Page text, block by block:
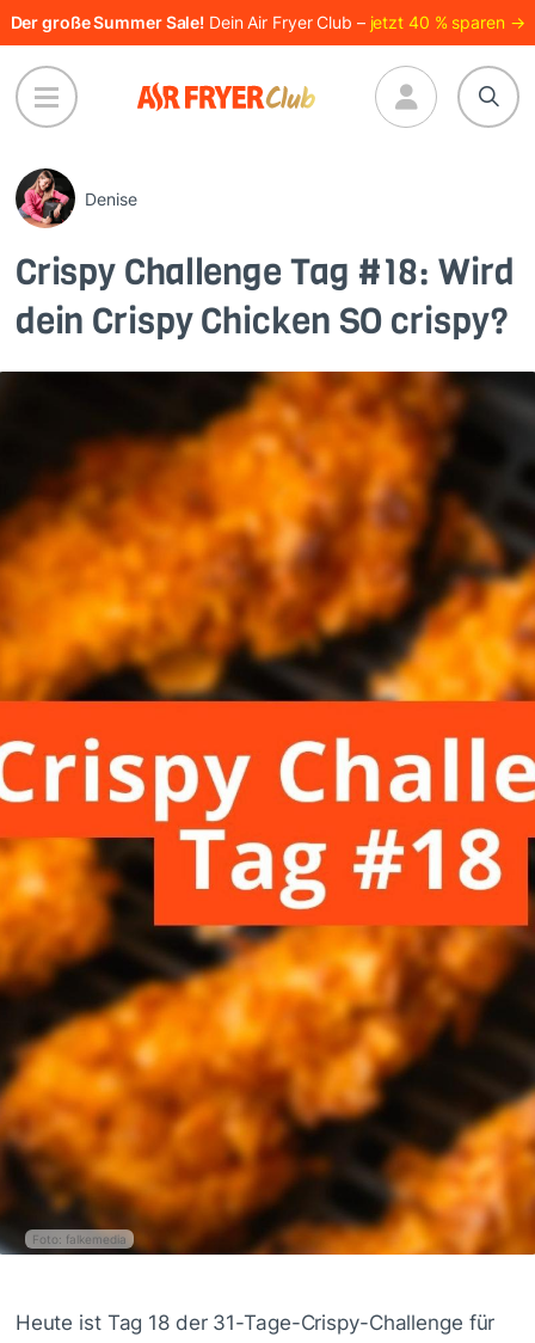
Direkt
zum
Inhalt
Der große Summer Sale! Dein Air Fryer Club – jetzt 40 % sparen →
Denise
Crispy Challenge Tag #18: Wird
dein Crispy Chicken SO crispy?
Foto: falkemedia
Heute ist Tag 18 der 31-Tage-Crispy-Challenge für